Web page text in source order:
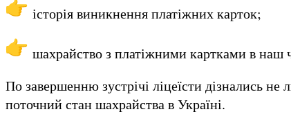
історія виникнення платіжних карток;
шахрайство з платіжними картками в наш
По завершенню зустрічі ліцеїсти дізнались
поточний стан шахрайства в Україні.